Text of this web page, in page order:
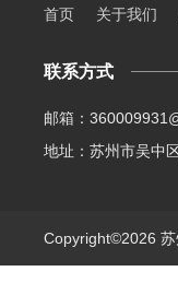
首页 关于我们
联系方式
邮箱：
地址：苏州市吴中
Copyright©2026